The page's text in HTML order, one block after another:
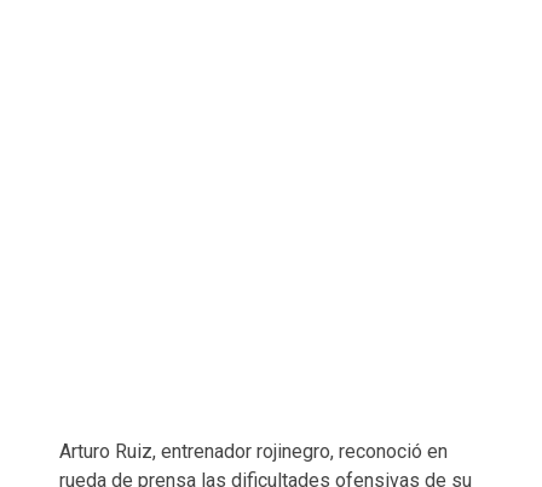
Arturo Ruiz, entrenador rojinegro, reconoció en
rueda de prensa las dificultades ofensivas de su